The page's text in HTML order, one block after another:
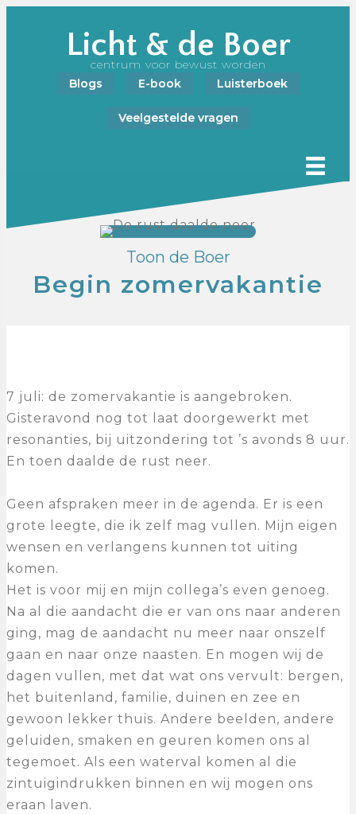
Licht & de Boer
centrum voor bewust worden
Blogs
E-book Luisterboek
Veelgestelde vragen
Toon de Boer
Begin zomervakantie
7 juli: de zomervakantie is aangebroken.
Gisteravond nog tot laat doorgewerkt met
resonanties, bij uitzondering tot ’s avonds 8 uur.
En toen daalde de rust neer.
Geen afspraken meer in de agenda. Er is een
grote leegte, die ik zelf mag vullen. Mijn eigen
wensen en verlangens kunnen tot uiting
komen.
Het is voor mij en mijn collega’s even genoeg.
Na al die aandacht die er van ons naar anderen
ging, mag de aandacht nu meer naar onszelf
gaan en naar onze naasten. En mogen wij de
dagen vullen, met dat wat ons vervult: bergen,
het buitenland, familie, duinen en zee en
gewoon lekker thuis. Andere beelden, andere
geluiden, smaken en geuren komen ons al
tegemoet. Als een waterval komen al die
zintuigindrukken binnen en wij mogen ons
eraan laven.